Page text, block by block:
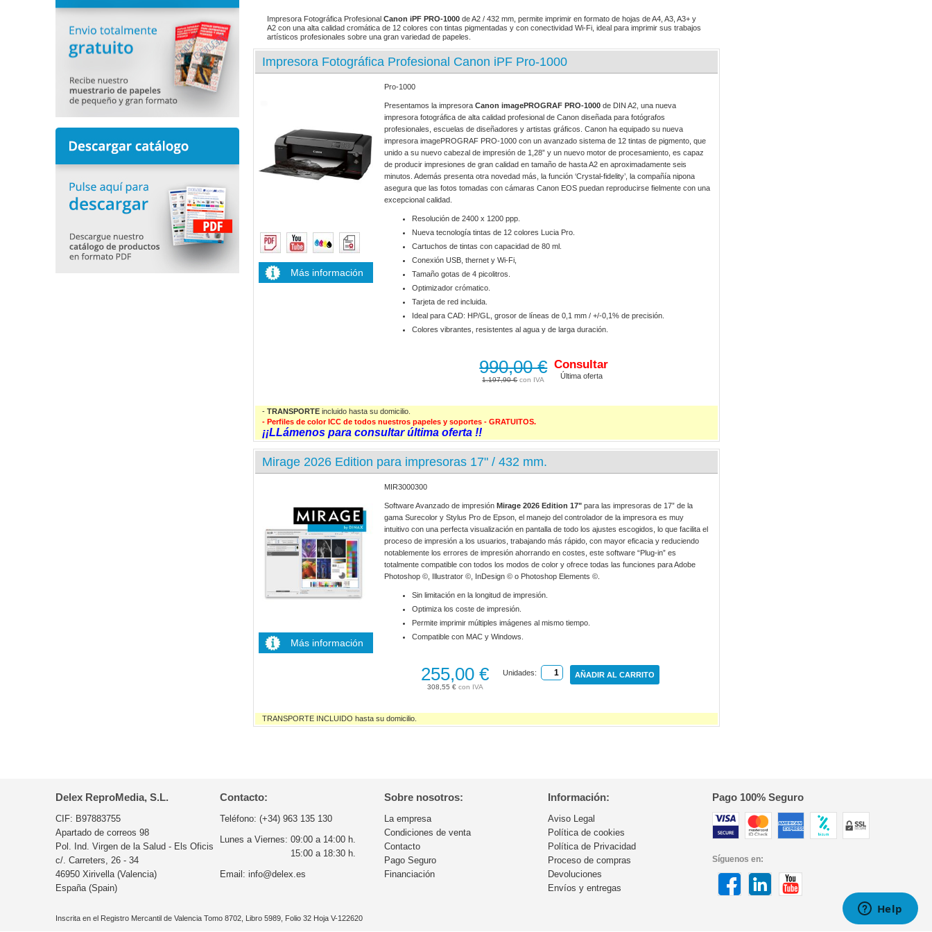
Impresora Fotográfica ProfesionalCanon iPF PRO-1000 de A2 / 432 mm, permite imprimir en formato de hojas de A4, A3, A3+ y
A2 con una alta calidad cromática de 12 colores con tintas pigmentadas y con conectividad Wi-Fi, ideal para imprimir sus trabajos
artísticos profesionales sobre una gran variedad de papeles.
Impresora Fotográfica Profesional Canon iPF Pro-1000
Más información
Pro-1000
Presentamos la impresoraCanon imagePROGRAF PRO-1000 de DIN A2, una nueva
impresora fotográfica de alta calidad profesional de Canon diseñada para fotógrafos
profesionales, escuelas de diseñadores y artistas gráficos. Canon ha equipado su nueva
impresora imagePROGRAF PRO-1000 con un avanzado sistema de 12 tintas de pigmento, que
unido a su nuevo cabezal de impresión de 1,28” y un nuevo motor de procesamiento, es capaz
de producir impresiones de gran calidad en tamaño de hasta A2 en aproximadamente seis
minutos. Además presenta otra novedad más, la función ‘Crystal-fidelity’, la compañía nipona
asegura que las fotos tomadas con cámaras Canon EOS puedan reproducirse fielmente con una
excepcional calidad.
Resolución de 2400 x 1200 ppp.
Nueva tecnología tintas de 12 colores Lucia Pro.
Cartuchos de tintas con capacidad de 80 ml.
Conexión USB, thernet y Wi-Fi,
Tamaño gotas de 4 picolitros.
Optimizador crómatico.
Tarjeta de red incluida.
Ideal para CAD: HP/GL, grosor de líneas de 0,1 mm / +/-0,1% de precisión.
Colores vibrantes, resistentes al agua y de larga duración.
1.197,90 €
990,00 € Consultar
Última oferta
-TRANSPORTE incluido hasta su domicilio.
- Perfiles de color ICC de todos nuestros papeles y soportes - GRATUITOS.
¡¡LLámenos para consultar última oferta !!
Mirage 2026 Edition para impresoras 17" / 432 mm.
Más información
MIR3000300
Software Avanzado de impresiónMirage 2026 Edition 17" para las impresoras de 17” de la
gama Surecolor y Stylus Pro de Epson, el manejo del controlador de la impresora es muy
intuitivo con una perfecta visualización en pantalla de todo los ajustes escogidos, lo que facilita el
proceso de impresión a los usuarios, trabajando más rápido, con mayor eficacia y reduciendo
notablemente los errores de impresión ahorrando en costes, este software “Plug-in” es
totalmente compatible con todos los modos de color y ofrece todas las funciones para Adobe
Photoshop ©, Illustrator ©, InDesign © o Photoshop Elements ©.
Sin limitación en la longitud de impresión.
Optimiza los coste de impresión.
Permite imprimir múltiples imágenes al mismo tiempo.
Compatible con MAC y Windows.
308,55 €
255,00 € Unidades: AÑADIR AL CARRITO
TRANSPORTE INCLUIDO hasta su domicilio.
Delex ReproMedia, S.L.
CIF: B97883755
Apartado de correos 98
Pol. Ind. Virgen de la Salud - Els Oficis
c/. Carreters, 26 - 34
46950 Xirivella (Valencia)
España (Spain)
Contacto:
Teléfono: (+34) 963 135 130
Lunes a Viernes: 09:00 a 14:00 h.
15:00 a 18:30 h.
Email: info@delex.es
Sobre nosotros:
La empresa
Condiciones de venta
Contacto
Pago Seguro
Financiación
Información:
Aviso Legal
Política de cookies
Política de Privacidad
Proceso de compras
Devoluciones
Envíos y entregas
Pago 100% Seguro
Síguenos en:
Inscrita en el Registro Mercantil de Valencia Tomo 8702, Libro 5989, Folio 32 Hoja V-122620